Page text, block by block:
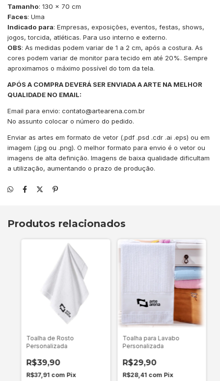
Tamanho: 130 x 70 cm
Faces: Uma
Indicado para: Empresas, exposições, eventos, festas, shows,
jogos, torcida, atléticas. Para uso interno e externo.
OBS: As medidas podem variar de 1 a 2 cm, após a costura. As
cores podem variar de monitor para tecido em até 20%. Sempre
aproximamos o máximo possível do tom da tela.
APÓS A COMPRA DEVERÁ SER ENVIADA A ARTE NA MELHOR
QUALIDADE NO EMAIL:
Email para envio: contato@artearena.com.br
No assunto colocar o número do pedido.
Enviar as artes em formato de vetor (.pdf .psd .cdr .ai .eps) ou em
imagem (.jpg ou .png). O melhor formato para envio é o vetor ou
imagens de alta definição. Imagens de baixa qualidade dificultam
a utilização, aumentando o prazo de produção.
Produtos relacionados
Toalha de Rosto
Personalizada
R$39,90
R$37,91 com Pix
Toalha para Lavabo
Personalizada
R$29,90
R$28,41 com Pix